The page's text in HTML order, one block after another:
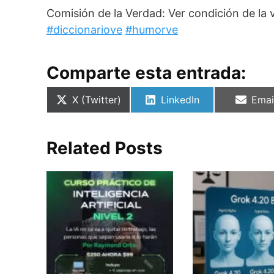
Comisión de la Verdad: Ver condición de la
#diccionariove #humorve
Comparte esta entrada:
Compartir
X (Twitter)
Compartir
LinkedIn
Related Posts